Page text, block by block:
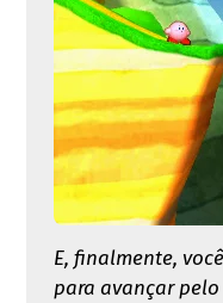
E, finalmente,
para avançar